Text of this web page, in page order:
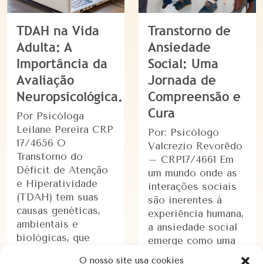
O nosso site usa cookies
TDAH na Vida
Adulta: A
Importância da
Avaliação
Neuropsicológica.
Por Psicóloga
Leilane Pereira CRP
17/4656 O
Transtorno do
Déficit de Atenção
e Hiperatividade
(TDAH) tem suas
causas genéticas,
ambientais e
biológicas, que
Transtorno de
Ansiedade
Social: Uma
Jornada de
Compreensão e
Cura
Por: Psicólogo
Valcrezio Revorêdo
– CRP17/4661 Em
um mundo onde as
interações sociais
são inerentes à
experiência humana,
a ansiedade social
emerge como uma
sombra que paira